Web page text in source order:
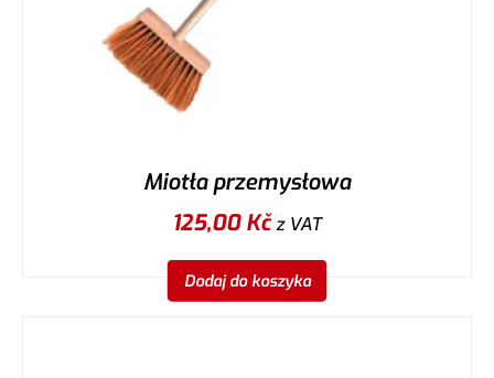
Miotła przemysłowa
125,00Kčz VAT
Dodaj do koszyka